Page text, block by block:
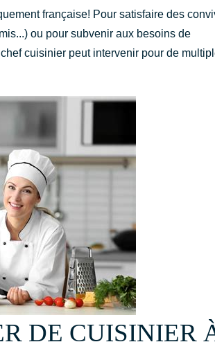
française! Pour satisfaire des
ou pour subvenir aux besoins de
cuisinier peut intervenir pour de
DE CUISINIER